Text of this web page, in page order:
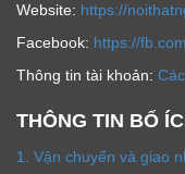
Website: https://
Facebook: https://
Thông tin tài khoản:
THÔNG TIN BỔ
1. Vận chuyển và giao